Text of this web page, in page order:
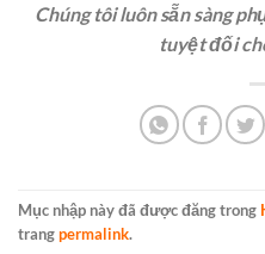
Chúng tôi luôn sẵn sàng
tuyệt đối
Mục nhập này đã được đăng trong
trangpermalink.